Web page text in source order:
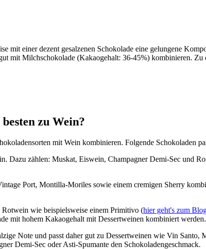
mit einer dezent gesalzenen Schokolade eine gelungene
mit Milchschokolade (Kakaogehalt: 36-45%) kombinieren.
zu Wein?
mit Wein kombinieren. Folgende Schokoladen
Dazu zählen: Muskat, Eiswein, Champagner Demi-Sec und
Port, Montilla-Moriles sowie einem cremigen Sherry
Rotwein wie beispielsweise einem Primitivo (hier geht's zum
mit hohem Kakaogehalt mit Dessertweinen kombiniert werden.
Note und passt daher gut zu Dessertweinen wie Vin
Demi-Sec oder Asti-Spumante den Schokoladengeschmack.